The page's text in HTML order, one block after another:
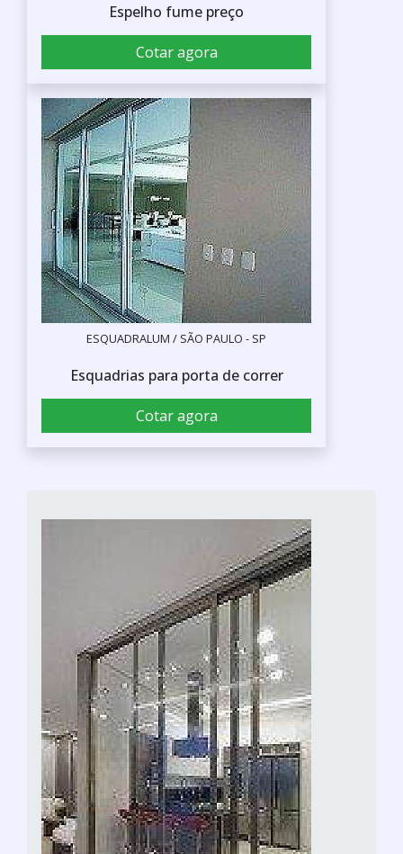
Espelho fume preço
Cotar agora
ESQUADRALUM / SÃO PAULO - SP
Esquadrias para porta de correr
Cotar agora